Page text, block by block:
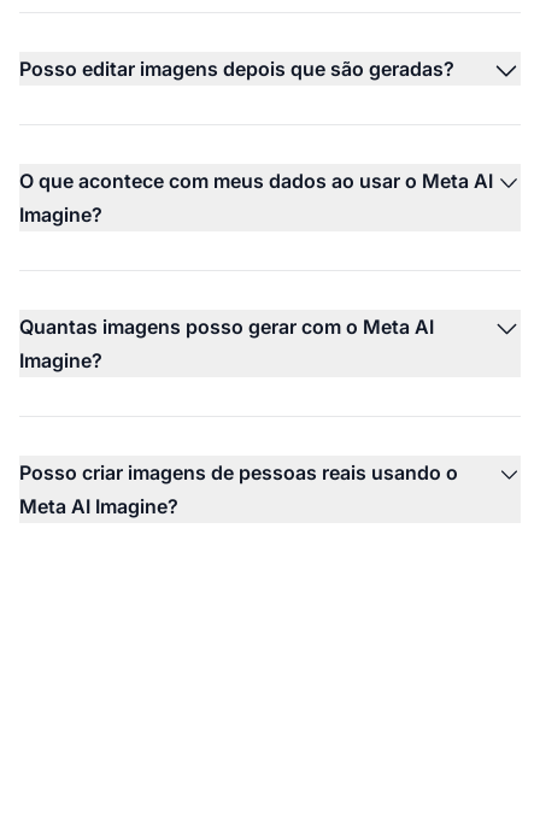
Posso editar imagens depois que são geradas?
O que acontece com meus dados ao usar o Meta AI
Imagine?
Quantas imagens posso gerar com o Meta AI
Imagine?
Posso criar imagens de pessoas reais usando o
Meta AI Imagine?